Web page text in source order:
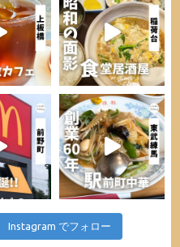
Instagram でフォロー